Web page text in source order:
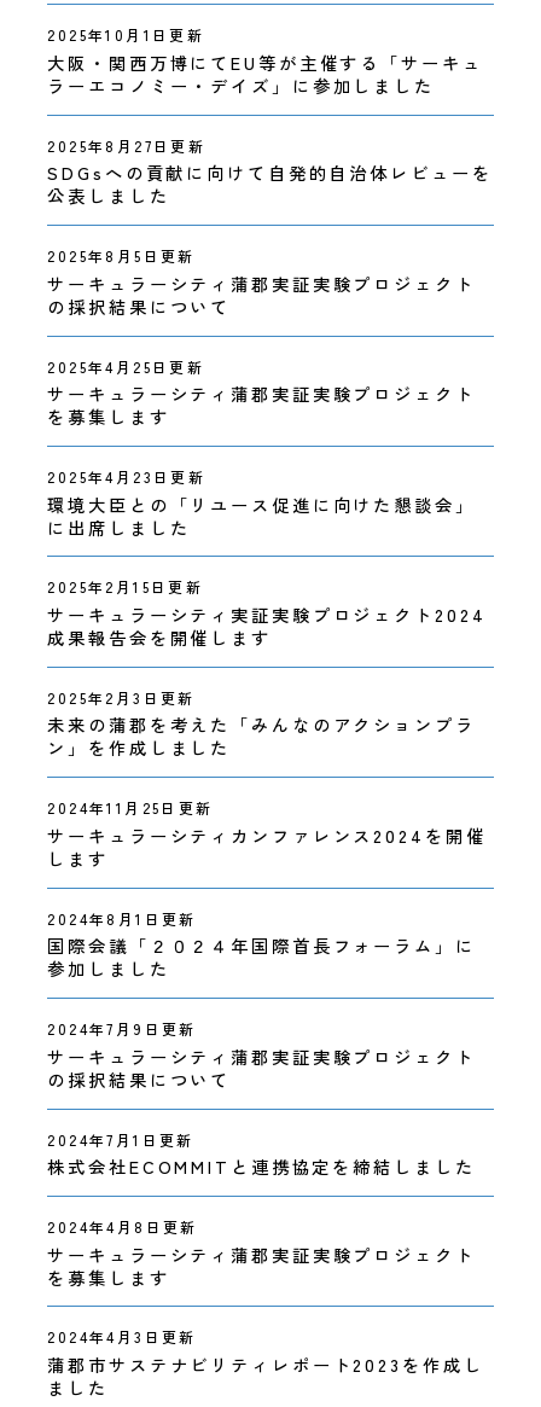
2025年10月1日更新
大阪・関西万博にてEU等が主催する「サーキュ
ラーエコノミー・デイズ」に参加しました
2025年8月27日更新
SDGsへの貢献に向けて自発的自治体レビューを
公表しました
2025年8月5日更新
サーキュラーシティ蒲郡実証実験プロジェクト
の採択結果について
2025年4月25日更新
サーキュラーシティ蒲郡実証実験プロジェクト
を募集します
2025年4月23日更新
環境大臣との「リユース促進に向けた懇談会」
に出席しました
2025年2月15日更新
サーキュラーシティ実証実験プロジェクト2024
成果報告会を開催します
2025年2月3日更新
未来の蒲郡を考えた「みんなのアクションプラ
ン」を作成しました
2024年11月25日更新
サーキュラーシティカンファレンス2024を開催
します
2024年8月1日更新
国際会議「２０２４年国際首長フォーラム」に
参加しました
2024年7月9日更新
サーキュラーシティ蒲郡実証実験プロジェクト
の採択結果について
2024年7月1日更新
株式会社ECOMMITと連携協定を締結しました
2024年4月8日更新
サーキュラーシティ蒲郡実証実験プロジェクト
を募集します
2024年4月3日更新
蒲郡市サステナビリティレポート2023を作成し
ました